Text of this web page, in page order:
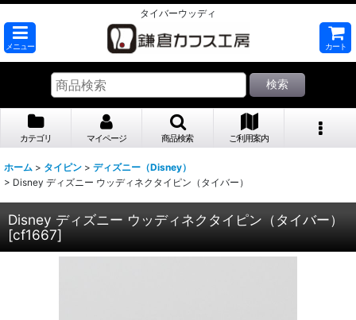
タイバーウッディ
メニュー カート
検索
カテゴリ マイページ 商品検索 ご利用案内
ホーム > タイピン > ディズニー（Disney）
> Disney ディズニー ウッディネクタイピン（タイバー）
Disney ディズニー ウッディネクタイピン（タイバー）
[cf1667]